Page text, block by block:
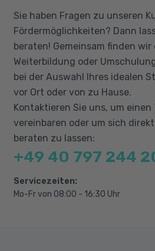
Auszubildende, Schüler,
Steuerliche und SV-
von Einmalzahlungen
Mutterschutz und
des Mutterschutzes
Vermögensbildung und
Altersvorsorge
beherrscht werden.
Sie haben Fragen zu unseren
Fördermöglichkeiten? Dann
beraten! Gemeinsam finden
Weiterbildung oder
bei der Auswahl Ihres idealen
vor Ort oder von zu Hause.
Kontaktieren Sie uns, um einen
vereinbaren oder um sich
beraten zu lassen:
+49 40 797 244
Servicezeiten:
Mo-Fr von 08:00 - 16:30 Uhr